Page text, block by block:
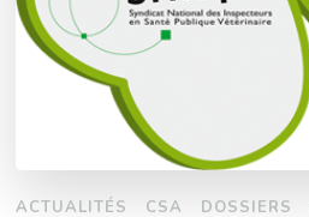
ACTUALITÉS CSA DOSSIERS